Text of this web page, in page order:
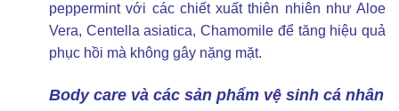
peppermint với các chiết xuất thiên nhiên như Aloe
Vera, Centella asiatica, Chamomile để tăng hiệu quả
phục hồi mà không gây nặng mặt.
Body care và các sản phẩm vệ sinh cá nhân